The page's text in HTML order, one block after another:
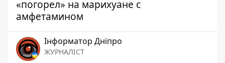
«погорел» на марихуане с
амфетамином
Інформатор Дніпро
ЖУРНАЛІСТ